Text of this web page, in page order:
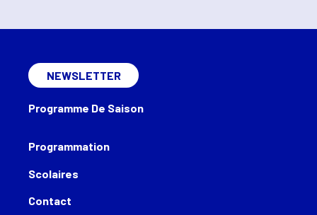
Programmation
Scolaires
Contact
NEWSLETTER
Programme De Saison